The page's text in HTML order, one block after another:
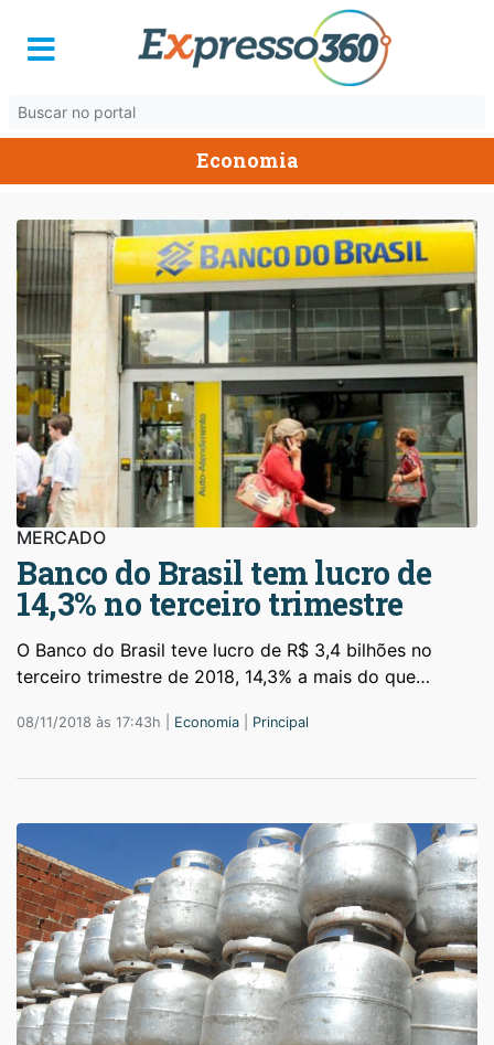
Economia
MERCADO
Banco do Brasil tem lucro de
14,3% no terceiro trimestre
O Banco do Brasil teve lucro de R$ 3,4 bilhões no
terceiro trimestre de 2018, 14,3% a mais do que…
08/11/2018 às 17:43h | Economia Principal